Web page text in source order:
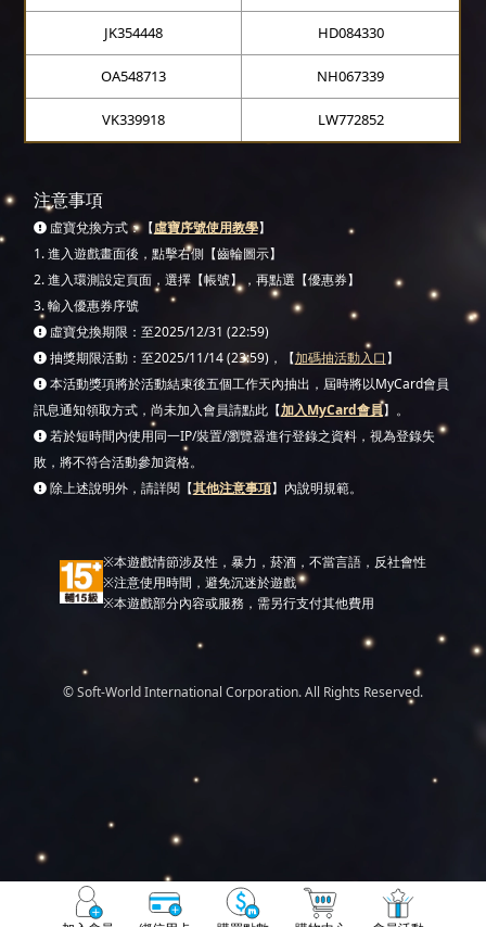
JK354448 HD084330
OA548713 NH067339
VK339918 LW772852
注意事項
虛寶兌換方式：【虛寶序號使用教學】
1. 進入遊戲畫面後，點擊右側【齒輪圖示】
2. 進入環測設定頁面，選擇【帳號】，再點選【優惠券】
3. 輸入優惠券序號
虛寶兌換期限：至2025/12/31 (22:59)
抽獎期限活動：至2025/11/14 (23:59)，【加碼抽活動入口】
本活動獎項將於活動結束後五個工作天內抽出，屆時將以MyCard會員
訊息通知領取方式，尚未加入會員請點此【加入MyCard會員】。
若於短時間內使用同一IP/裝置/瀏覽器進行登錄之資料，視為登錄失
敗，將不符合活動參加資格。
除上述說明外，請詳閱【其他注意事項】內說明規範。
※本遊戲情節涉及性，暴力，菸酒，不當言語，反社會性
※注意使用時間，避免沉迷於遊戲
※本遊戲部分內容或服務，需另行支付其他費用
© Soft-World International Corporation. All Rights Reserved.